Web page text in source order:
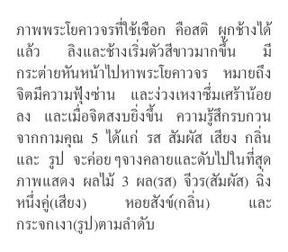
ภาพพระโยคาวจรที่ใช้เชือก คือสติ ผูกช้างได้
แล้ว ลิงและช้างเริ่มตัวสีขาวมากขึ้น มี
กระต่ายหันหน้าไปหาพระโยคาวจร หมายถึง
จิตมีความฟุ้งซ่าน และง่วงเหงาซึ่มเศร้าน้อย
ลง และเมื่อจิตสงบยิ่งขึ้น ความรู้สึกรบกวน
จากกามคุณ 5 ได้แก่ รส สัมผัส เสียง กลิ่น
และ รูป จะค่อยๆจางคลายและดับไปในที่สุด
ภาพแสดง ผลไม้ 3 ผล(รส) จีวร(สัมผัส) ฉิ่ง
หนึ่งคู่(เสียง) หอยสังข์(กลิ่น) และ
กระจกเงา(รูป)ตามลำดับ